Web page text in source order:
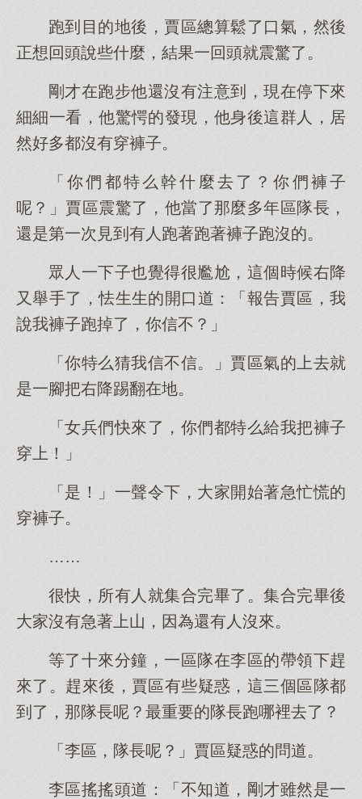
跑到目的地後，賈區總算鬆了口氣，然後
正想回頭說些什麼，結果一回頭就震驚了。
剛才在跑步他還沒有注意到，現在停下來
細細一看，他驚愕的發現，他身後這群人，居
然好多都沒有穿褲子。
「你們都特么幹什麼去了？你們褲子
呢？」賈區震驚了，他當了那麼多年區隊長，
還是第一次見到有人跑著跑著褲子跑沒的。
眾人一下子也覺得很尷尬，這個時候右降
又舉手了，怯生生的開口道：「報告賈區，我
說我褲子跑掉了，你信不？」
「你特么猜我信不信。」賈區氣的上去就
是一腳把右降踢翻在地。
「女兵們快來了，你們都特么給我把褲子
穿上！」
「是！」一聲令下，大家開始著急忙慌的
穿褲子。
……
很快，所有人就集合完畢了。集合完畢後
大家沒有急著上山，因為還有人沒來。
等了十來分鐘，一區隊在李區的帶領下趕
來了。趕來後，賈區有些疑惑，這三個區隊都
到了，那隊長呢？最重要的隊長跑哪裡去了？
「李區，隊長呢？」賈區疑惑的問道。
李區搖搖頭道：「不知道，剛才雖然是一